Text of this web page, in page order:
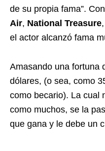
de su propia fama”.
Air, National Treasure,
el actor alcanzó fama
Amasando una fortuna
dólares, (o sea, como
como becario). La cual
como muchos, se la
que gana y le debe un